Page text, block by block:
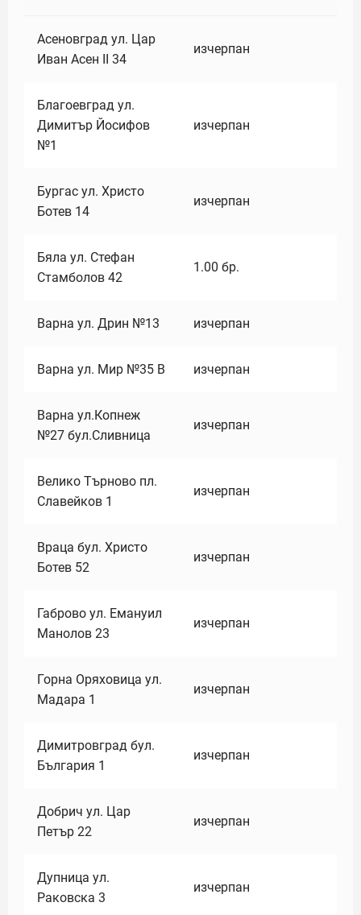
Асеновград ул. Цар
Иван Асен II 34
изчерпан
Благоевград ул.
Димитър Йосифов
№1
изчерпан
Бургас ул. Христо
Ботев 14
изчерпан
Бяла ул. Стефан
Стамболов 42
1.00 бр.
Варна ул. Дрин №13 изчерпан
Варна ул. Мир №35 В изчерпан
Варна ул.Копнеж
№27 бул.Сливница
изчерпан
Велико Търново пл.
Славейков 1
изчерпан
Враца бул. Христо
Ботев 52
изчерпан
Габрово ул. Емануил
Манолов 23
изчерпан
Горна Оряховица ул.
Мадара 1
изчерпан
Димитровград бул.
България 1
изчерпан
Добрич ул. Цар
Петър 22
изчерпан
Дупница ул.
Раковска 3
изчерпан